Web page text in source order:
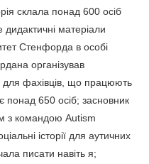
склала понад 600 осіб
дидактичні матеріали
Стенфорда в особі
організував
фахівців, що працюють
понад 650 осіб; засновник
з командою Autism
історії для аутичних
писати навіть я;